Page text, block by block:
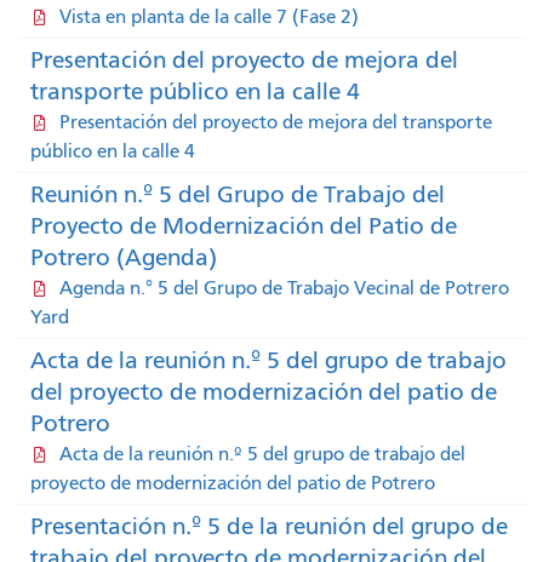
Vista en planta de la calle 7 (Fase 2)
Presentación del proyecto de mejora del
transporte público en la calle 4
Presentación del proyecto de mejora del transporte
público en la calle 4
Reunión n.º 5 del Grupo de Trabajo del
Proyecto de Modernización del Patio de
Potrero (Agenda)
Agenda n.° 5 del Grupo de Trabajo Vecinal de Potrero
Yard
Acta de la reunión n.º 5 del grupo de trabajo
del proyecto de modernización del patio de
Potrero
Acta de la reunión n.º 5 del grupo de trabajo del
proyecto de modernización del patio de Potrero
Presentación n.º 5 de la reunión del grupo de